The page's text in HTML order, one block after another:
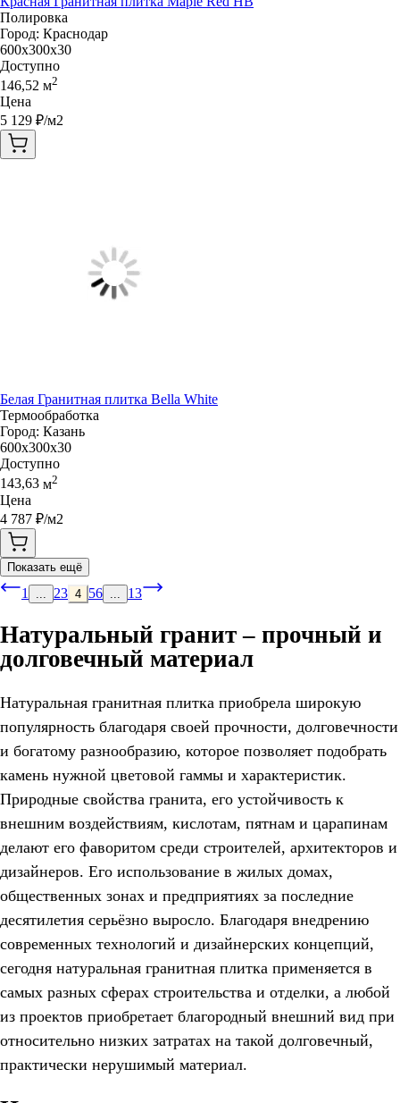
Полировка
Город: Краснодар
600x300x30
Доступно
146,52 м2
Цена
5 129 ₽/м2
Белая Гранитная плитка Bella White
Термообработка
Город: Казань
600x300x30
Доступно
143,63 м2
Цена
4 787 ₽/м2
Показать ещё
1 23 4 56 13
Натуральный гранит – прочный и
долговечный материал
Натуральная гранитная плитка приобрела широкую
популярность благодаря своей прочности, долговечности
и богатому разнообразию, которое позволяет подобрать
камень нужной цветовой гаммы и характеристик.
Природные свойства гранита, его устойчивость к
внешним воздействиям, кислотам, пятнам и царапинам
делают его фаворитом среди строителей, архитекторов и
дизайнеров. Его использование в жилых домах,
общественных зонах и предприятиях за последние
десятилетия серьёзно выросло. Благодаря внедрению
современных технологий и дизайнерских концепций,
сегодня натуральная гранитная плитка применяется в
самых разных сферах строительства и отделки, а любой
из проектов приобретает благородный внешний вид при
относительно низких затратах на такой долговечный,
практически нерушимый материал.